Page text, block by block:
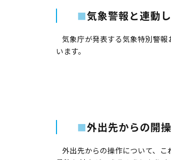
■気象警報と連動
気象庁が発表する気象特別警
います。
■外出先からの開
外出先からの操作について、